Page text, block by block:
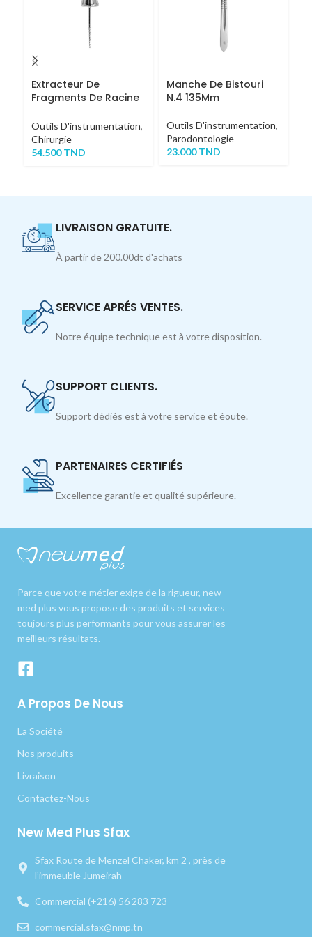
Extracteur De
Fragments De Racine
Outils D'instrumentation,
Chirurgie
54.500TND
Manche De Bistouri
N.4 135Mm
Outils D'instrumentation,
Parodontologie
23.000TND
LIVRAISON GRATUITE.
À partir de 200.00dt d'achats
SERVICE APRÉS VENTES.
Notre équipe technique est à votre disposition.
SUPPORT CLIENTS.
Support dédiés est à votre service et éoute.
PARTENAIRES CERTIFIÉS
Excellence garantie et qualité supérieure.
Parce que votre métier exige de la rigueur, new
med plus vous propose des produits et services
toujours plus performants pour vous assurer les
meilleurs résultats.
A Propos De Nous
La Société
Nos produits
Livraison
Contactez-Nous
New Med Plus Sfax
Sfax Route de Menzel Chaker, km 2 , près de
l’immeuble Jumeirah
Commercial (+216) 56 283 723
commercial.sfax@nmp.tn